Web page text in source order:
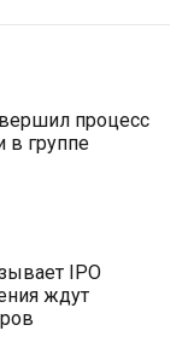
процесс
в группе
IPO
ждут